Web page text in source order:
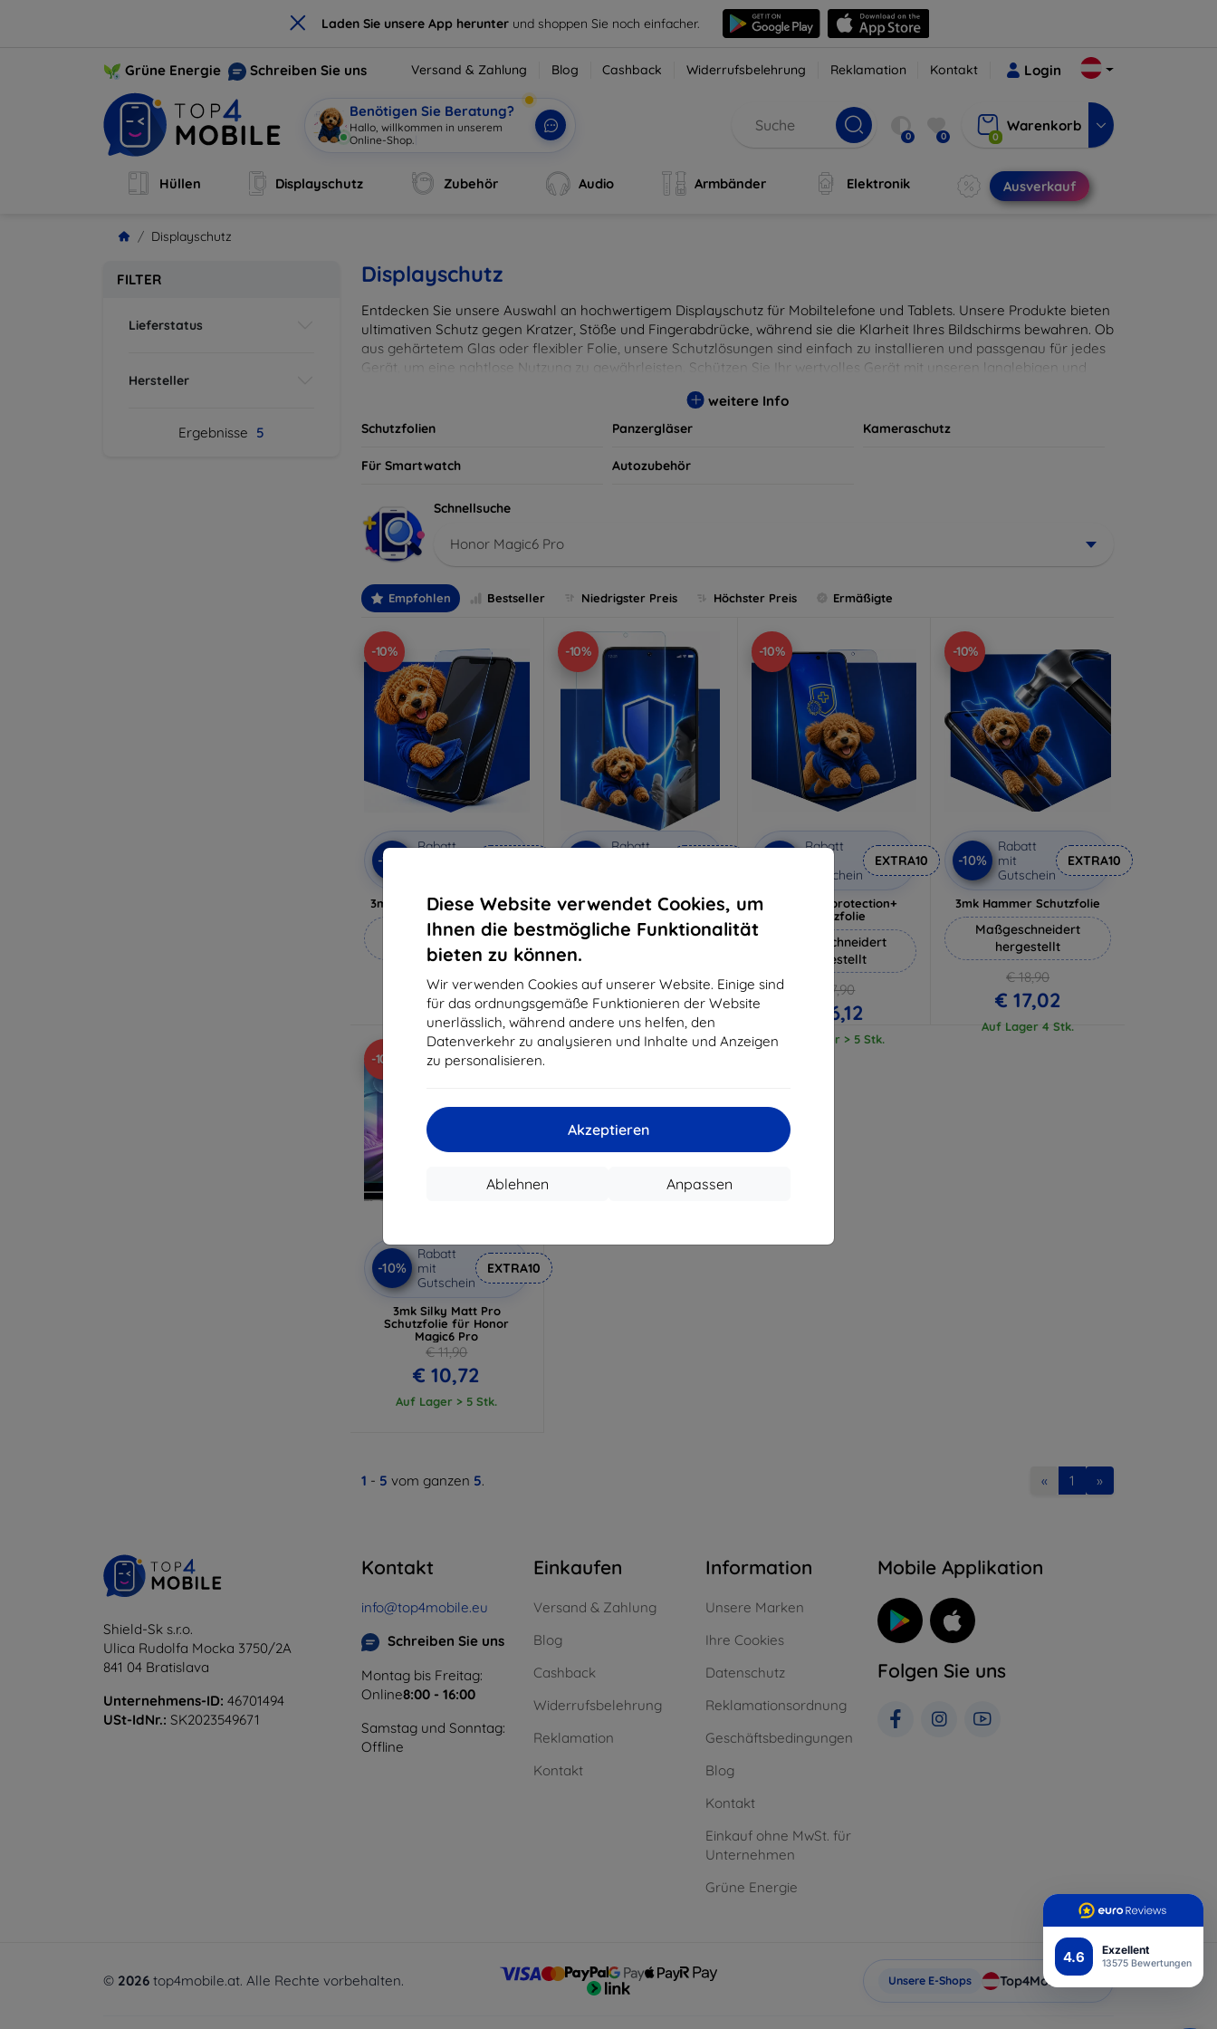
× Laden Sie unsere App herunter und shoppen Sie noch einfacher.
4.6 Exzellent
13575 Bewertungen
Diese Website verwendet Cookies, um
Ihnen die bestmögliche Funktionalität
bieten zu können.
Wir verwenden Cookies auf unserer Website. Einige sind
für das ordnungsgemäße Funktionieren der Website
unerlässlich, während andere uns helfen, den
Datenverkehr zu analysieren und Inhalte und Anzeigen
zu personalisieren.
Akzeptieren
Anpassen
Ablehnen
Grüne Energie Schreiben Sie uns Versand & Zahlung Blog Cashback Widerrufsbelehrung Reklamation Kontakt Login
Benötigen Sie Beratung?
Hallo, willkommen in unserem
Online-Shop.
0 0 0
Warenkorb
Hüllen Displayschutz Zubehör Audio Armbänder Elektronik Ausverkauf
Displayschutz
FILTER
Lieferstatus
Hersteller
Ergebnisse 5
Displayschutz
Entdecken Sie unsere Auswahl an hochwertigem Displayschutz für Mobiltelefone und Tablets. Unsere Produkte bieten
ultimativen Schutz gegen Kratzer, Stöße und Fingerabdrücke, während sie die Klarheit Ihres Bildschirms bewahren. Ob
aus gehärtetem Glas oder flexibler Folie, unsere Schutzlösungen sind einfach zu installieren und passgenau für jedes
Gerät, um eine nahtlose Nutzung zu gewährleisten. Schützen Sie Ihr wertvolles Gerät mit unseren langlebigen und
weitere Info
Schutzfolien Panzergläser Kameraschutz
Für Smartwatch Autozubehör
Schnellsuche
Honor Magic6 Pro
Empfohlen Bestseller Niedrigster Preis Höchster Preis Ermäßigte
-10%
-10%
Rabatt
3mk Anti-Shock Schutzglas
Maßgeschneidert
hergestellt
€ 15,90
€ 14,32
Auf Lager > 5 Stk.
-10%
Rabatt
3mk Pure Matt Schutzglas
Maßgeschneidert
€ 11,90
€ 10,72
Auf Lager > 5 Stk.
-10%
Rabatt
Gutschein
EXTRA10
3mk Silverprotection+
Schutzfolie
Maßgeschneidert
hergestellt
€ 17,90
€ 16,12
Auf Lager > 5 Stk.
-10%
-10%
Rabatt
mit
Gutschein
EXTRA10
3mk Hammer Schutzfolie
Maßgeschneidert
hergestellt
€ 18,90
€ 17,02
Auf Lager 4 Stk.
-10%
-10%
Rabatt
mit
Gutschein
EXTRA10
3mk Silky Matt Pro
Schutzfolie für Honor
Magic6 Pro
€ 11,90
€ 10,72
Auf Lager > 5 Stk.
1 - 5 vom ganzen 5. « 1 »
Shield-Sk s.r.o.
Ulica Rudolfa Mocka 3750/2A
841 04 Bratislava
Unternehmens-ID: 46701494
USt-IdNr.: SK2023549671
Kontakt
info@top4mobile.eu
Schreiben Sie uns
Montag bis Freitag:
Online8:00 - 16:00
Samstag und Sonntag:
Offline
Einkaufen
Versand & Zahlung
Blog
Cashback
Widerrufsbelehrung
Reklamation
Kontakt
Information
Unsere Marken
Ihre Cookies
Datenschutz
Reklamationsordnung
Geschäftsbedingungen
Blog
Kontakt
Einkauf ohne MwSt. für
Unternehmen
Grüne Energie
Mobile Applikation
Folgen Sie uns
© 2026 top4mobile.at. Alle Rechte vorbehalten. Unsere E-Shops Top4Mobile.at